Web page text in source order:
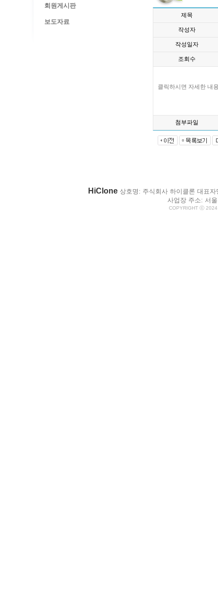
회원게시판
보도자료
제목
작성자
작성일자
조회수
클릭하시면 자세한 내
첨부파일
HiClone상호명: 주식회사 하이클론 대표자
사업장 주소: 서
COPYRIGHT ⓒ 2024